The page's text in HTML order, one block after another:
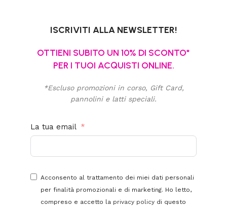
ISCRIVITI ALLA NEWSLETTER!
OTTIENI SUBITO UN 10% DI SCONTO*
PER I TUOI ACQUISTI ONLINE.
*Escluso promozioni in corso, Gift Card,
pannolini e latti speciali.
La tua email
Acconsento al trattamento dei miei dati personali
per finalità promozionali e di marketing. Ho letto,
compreso e accetto la privacy policy di questo